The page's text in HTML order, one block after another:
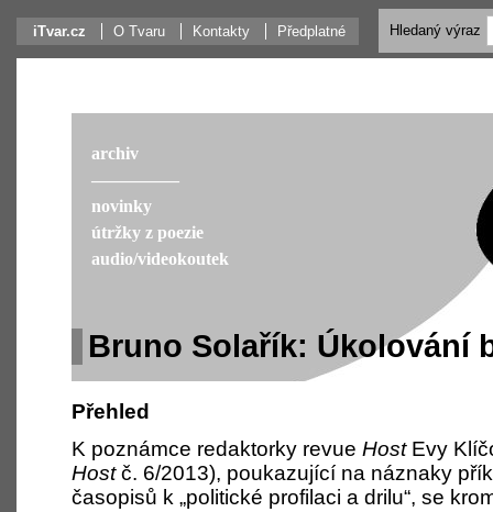
iTvar.cz O Tvaru Kontakty Předplatné
Bruno Solařík: Úkolování
Přehled
K poznámce redaktorky revue HostEvy
Hostč. 6/2013), poukazující na náznaky
časopisů k „politické profilaci a drilu“, se
archiv
––––––––––
novinky
útržky z poezie
audio/videokoutek
Hledaný výraz